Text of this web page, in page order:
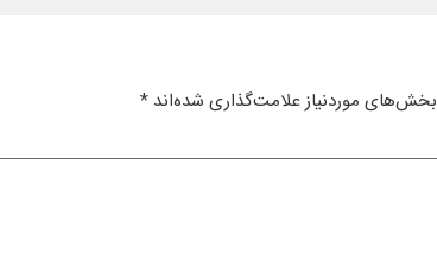
بخش‌های موردنیاز علامت‌گذاری شده‌اند*